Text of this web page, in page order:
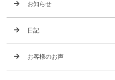
お知らせ
日記
お客様のお声